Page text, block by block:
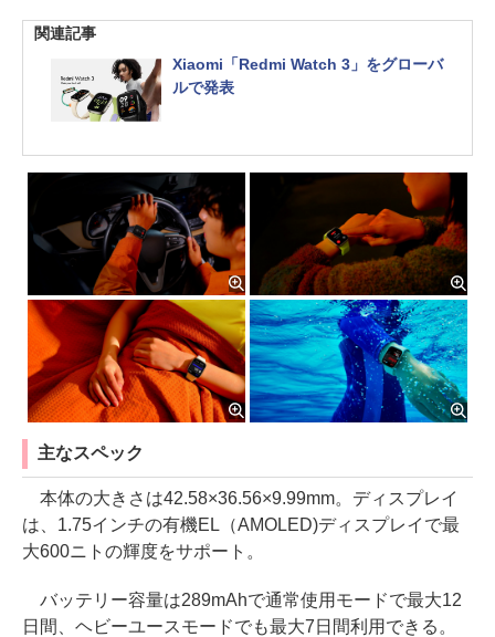
関連記事
Xiaomi「Redmi Watch 3」をグローバ
ルで発表
主なスペック
本体の大きさは42.58×36.56×9.99mm。ディスプレイ
は、1.75インチの有機EL（AMOLED)ディスプレイで最
大600ニトの輝度をサポート。
バッテリー容量は289mAhで通常使用モードで最大12
日間、ヘビーユースモードでも最大7日間利用できる。